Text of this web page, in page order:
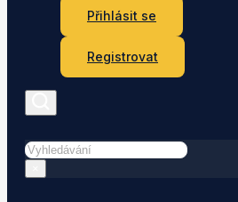
Přihlásit se
Registrovat
Hledat